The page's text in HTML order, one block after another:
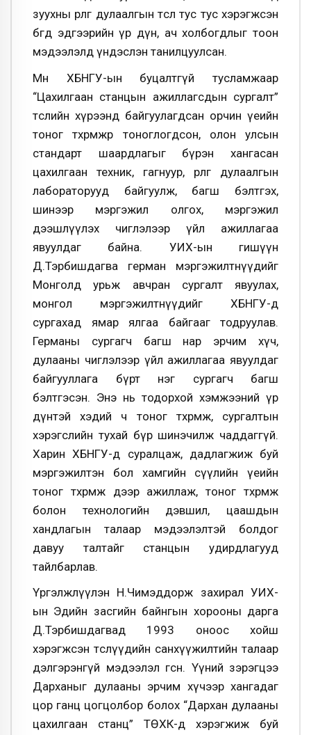
зуухны өрлөг дулаалгын төсөл тус тус хэрэгжсэн
бөгөөд эдгээрийн үр дүн, ач холбогдлыг тоон
мэдээлэлд үндэслэн танилцуулсан.
Мөн ХБНГУ-ын буцалтгүй тусламжаар
“Цахилгаан станцын ажиллагсдын сургалт”
төслийн хүрээнд байгуулагдсан орчин үеийн
тоног төхөөрөмжөөр тоноглогдсон, олон улсын
стандарт шаардлагыг бүрэн хангасан
цахилгаан техник, гагнуур, өрлөг дулаалгын
лабораторууд байгуулж, багш бэлтгэх,
шинээр мэргэжил олгох, мэргэжил
дээшлүүлэх чиглэлээр үйл ажиллагаа
явуулдаг байна. УИХ-ын гишүүн
Д.Тэрбишдагва герман мэргэжилтнүүдийг
Монголд урьж авчран сургалт явуулах,
монгол мэргэжилтнүүдийг ХБНГУ-д
сургахад ямар ялгаа байгааг тодруулав.
Германы сургагч багш нар эрчим хүч,
дулааны чиглэлээр үйл ажиллагаа явуулдаг
байгууллага бүрт нэг сургагч багш
бэлтгэсэн. Энэ нь тодорхой хэмжээний үр
дүнтэй хэдий ч тоног төхөөрөмж, сургалтын
хэрэгслийн тухай бүр шинэчилж чаддаггүй.
Харин ХБНГУ-д суралцаж, дадлагжиж буй
мэргэжилтэн бол хамгийн сүүлийн үеийн
тоног төхөөрөмж дээр ажиллаж, тоног төхөөрөмж
болон технологийн дэвшил, цаашдын
хандлагын талаар мэдээлэлтэй болдог
давуу талтайг станцын удирдлагууд
тайлбарлав.
Үргэлжлүүлэн Н.Чимэддорж захирал УИХ-
ын Эдийн засгийн байнгын хорооны дарга
Д.Тэрбишдагвад 1993 оноос хойш
хэрэгжсэн төслүүдийн санхүүжилтийн талаар
дэлгэрэнгүй мэдээлэл өгсөн. Үүний зэрэгцээ
Дарханыг дулааны эрчим хүчээр хангадаг
цор ганц цогцолбор болох “Дархан дулааны
цахилгаан станц” ТӨХК-д хэрэгжиж буй